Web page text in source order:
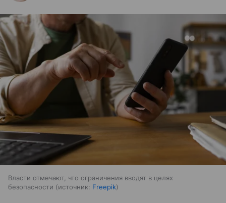
Власти отмечают, что ограничения вводят в целях
безопасности
источник: Freepik